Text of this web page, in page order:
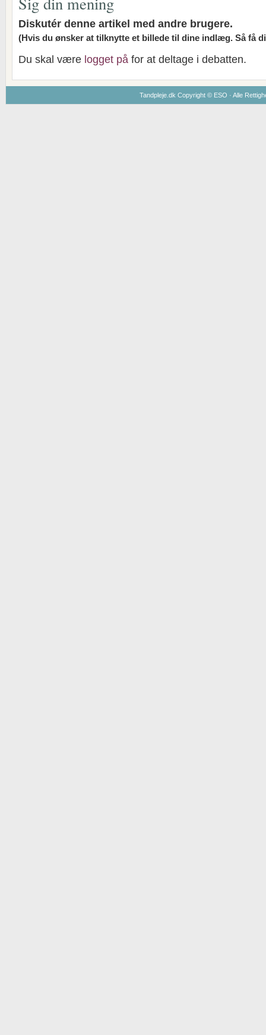
Diskutér denne artikel med andre brugere.
(Hvis du ønsker at tilknytte et billede til dine indlæg. Så få
Du skal være logget på for at deltage i debatten.
Tandpleje.dk Copyright © ESO · Alle